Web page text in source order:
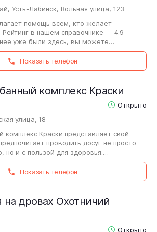
Усть-Лабинск, Вольная улица, 123
помощь всем, кто желает
уже были здесь, вы можете
Питер, поделившись отзывом.…
Показать телефон
Открыто
комплекс Краски
улица, 18
комплекс Краски представляет свой
проводить досуг не просто
но и с пользой для здоровья.
приятно отдохнуть…
Показать телефон
Открыто
на дровах Охотничий